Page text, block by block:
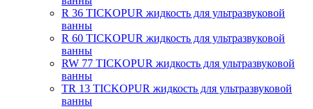
R 36 TICKOPUR жидкость для ультразвуковой
ванны
R 60 TICKOPUR жидкость для ультразвуковой
ванны
RW 77 TICKOPUR жидкость для ультразвуковой
ванны
TR 13 TICKOPUR жидкость для ультразвуковой
ванны